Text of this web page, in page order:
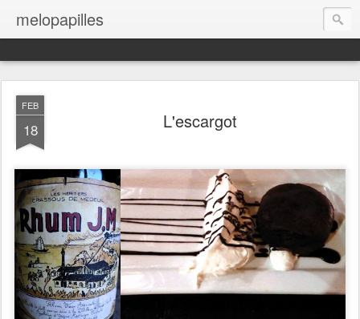
melopapilles
FEB
18 L'escargot